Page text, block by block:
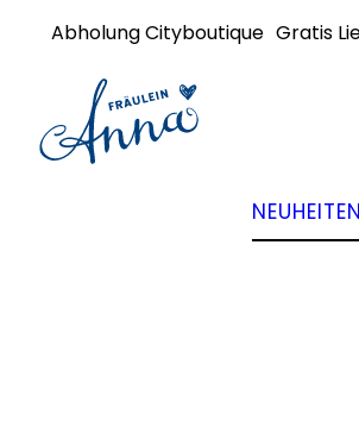
Abholung Cityboutique Gratis
NEUHEITEN